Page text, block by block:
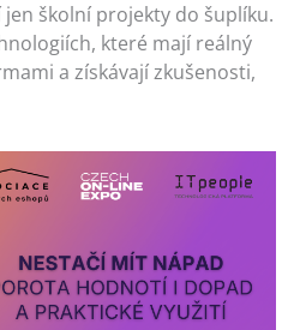
školní projekty do šuplíku.
které mají reálný
a získávají zkušenosti,